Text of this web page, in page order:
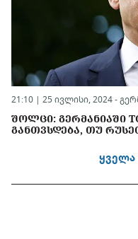
21:10 | 25 ივლისი, 2024 -
ᲨᲝᲚᲪᲘ: ᲒᲔᲠᲛᲐᲜᲘᲐᲨᲘ
ᲒᲐᲜᲗᲕᲡᲓᲔᲑᲐ, ᲗᲣ
ყველა